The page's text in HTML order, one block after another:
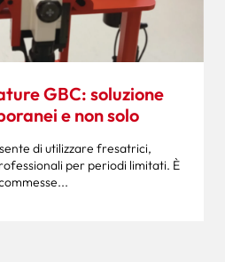
GBC: soluzione
e non solo
di utilizzare fresatrici,
per periodi limitati. È